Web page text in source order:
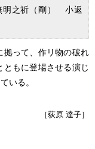
之祈（剛） 小返
って、作リ物の破れ
もに登場させる演じ
いる。
［荻原 達子］